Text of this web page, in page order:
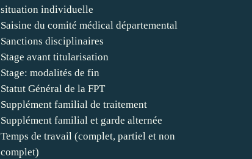
situation individuelle
Saisine du comité médical départemental
Sanctions disciplinaires
Stage avant titularisation
Stage: modalités de fin
Statut Général de la FPT
Supplément familial de traitement
Supplément familial et garde alternée
Temps de travail (complet, partiel et non
complet)